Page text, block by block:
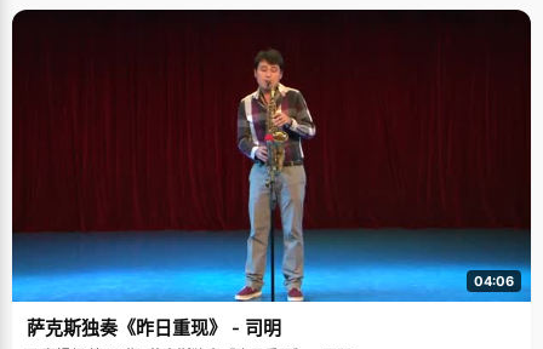
04:06
萨克斯独奏《昨日重现》 - 司明